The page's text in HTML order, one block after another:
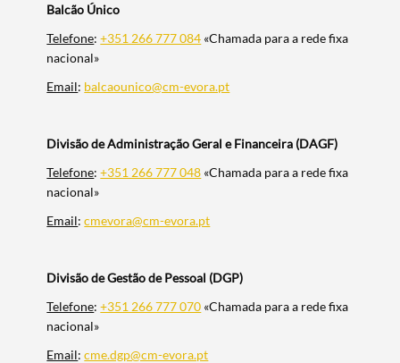
Balcão Único
Telefone:+351 266 777 084 «Chamada para a rede fixa
nacional»
Email: balcaounico@cm-evora.pt
Divisão de Administração Geral e Financeira (DAGF)
Telefone:+351 266 777 048 «Chamada para a rede fixa
nacional»
Email:cmevora@cm-evora.pt
Divisão de Gestão de Pessoal (DGP)
Telefone:+351 266 777 070 «Chamada para a rede fixa
nacional»
Email:cme.dgp@cm-evora.pt